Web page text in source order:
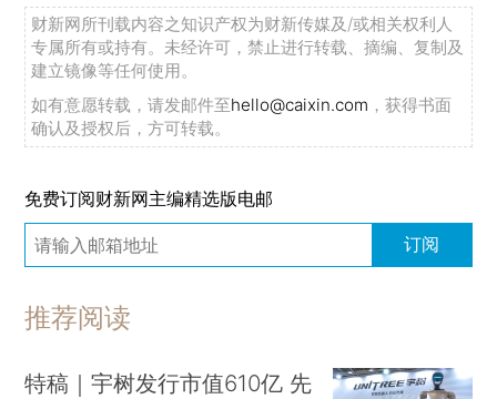
财新网所刊载内容之知识产权为财新传媒及/或相关权利人
专属所有或持有。未经许可，禁止进行转载、摘编、复制及
建立镜像等任何使用。
如有意愿转载，请发邮件至hello@caixin.com ，获得书面
确认及授权后，方可转载。
免费订阅财新网主编精选版电邮
订阅
推荐阅读
特稿｜宇树发行市值610亿 先